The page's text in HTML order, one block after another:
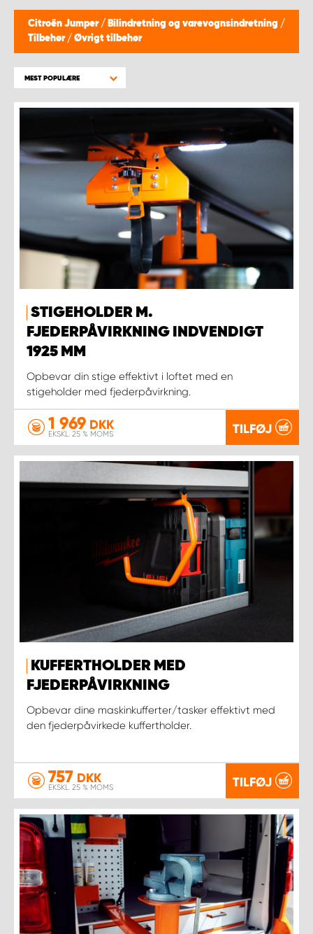
Citroën Jumper / Bilindretning og varevognsindretning /
Tilbehør / Øvrigt tilbehør
MEST POPULÆRE
STIGEHOLDER M.
FJEDERPÅVIRKNING INDVENDIGT
1925 MM
Opbevar din stige effektivt i loftet med en
stigeholder med fjederpåvirkning.
1 969 DKK
EKSKL. 25 % MOMS TILFØJ
KUFFERTHOLDER MED
FJEDERPÅVIRKNING
Opbevar dine maskinkufferter/tasker effektivt med
den fjederpåvirkede kuffertholder.
757 DKK
EKSKL. 25 % MOMS TILFØJ